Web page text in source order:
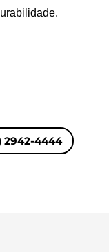
2942-4444